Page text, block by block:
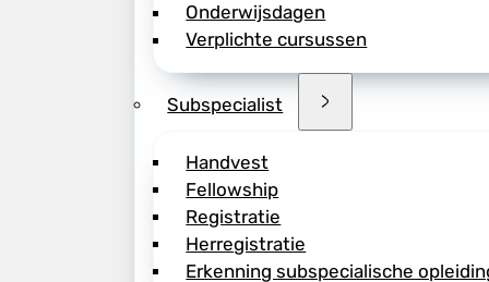
Onderwijsdagen
Verplichte cursussen
Subspecialist
Handvest
Fellowship
Registratie
Herregistratie
Erkenning subspecialische